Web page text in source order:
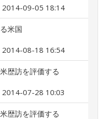
2014-09-05 18:14
米国
2014-08-18 16:54
歴訪を評価する
2014-07-28 10:03
歴訪を評価する